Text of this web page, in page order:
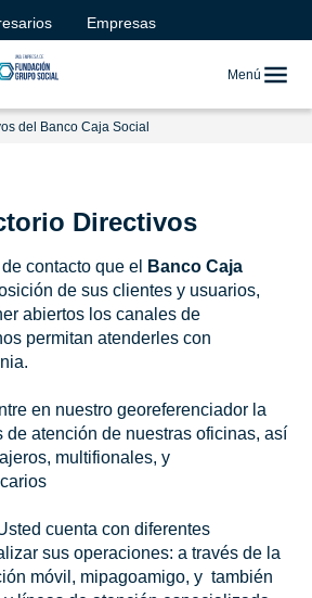
Empresas
Menú
del Banco Caja Social
Directivos
contacto que el
Banco Caja
de sus clientes y usuarios,
abiertos los canales de
permitan atenderles con
en nuestro georeferenciador la
atención de nuestras oficinas, así
multifionales, y
cuenta con diferentes
sus operaciones: a través de la
móvil, mipagoamigo, y también